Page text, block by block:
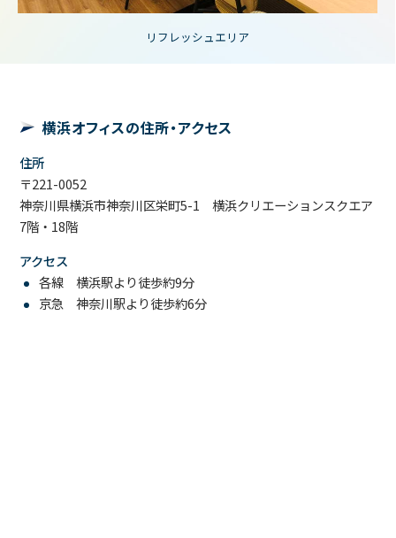
リフレッシュエリア
横浜オフィスの住所・アクセス
住所
〒221-0052
神奈川県横浜市神奈川区栄町5-1 横浜クリエーションスクエア
7階・18階
アクセス
各線 横浜駅より徒歩約9分
京急 神奈川駅より徒歩約6分